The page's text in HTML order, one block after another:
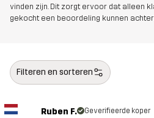
Ontworpen
voor
ALLROUND
vinden zijn. Dit zorgt ervoor dat alleen
gekocht een beoordeling kunnen
Filteren en sorteren
Ruben F. Geverifieerde koper